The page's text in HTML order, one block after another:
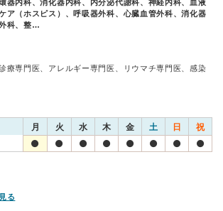
器内科、消化器内科、内分泌代謝科、神経内科、血液
ア（ホスピス）、呼吸器外科、心臓血管外科、消化器
科、整…
療専門医、アレルギー専門医、リウマチ専門医、感染
月 火 水 木 金 土 日 祝
る